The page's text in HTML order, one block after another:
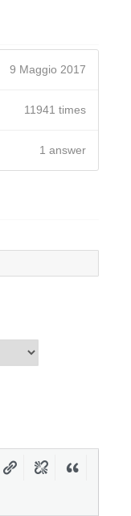
9 Maggio 2017
11941 times
1 answer